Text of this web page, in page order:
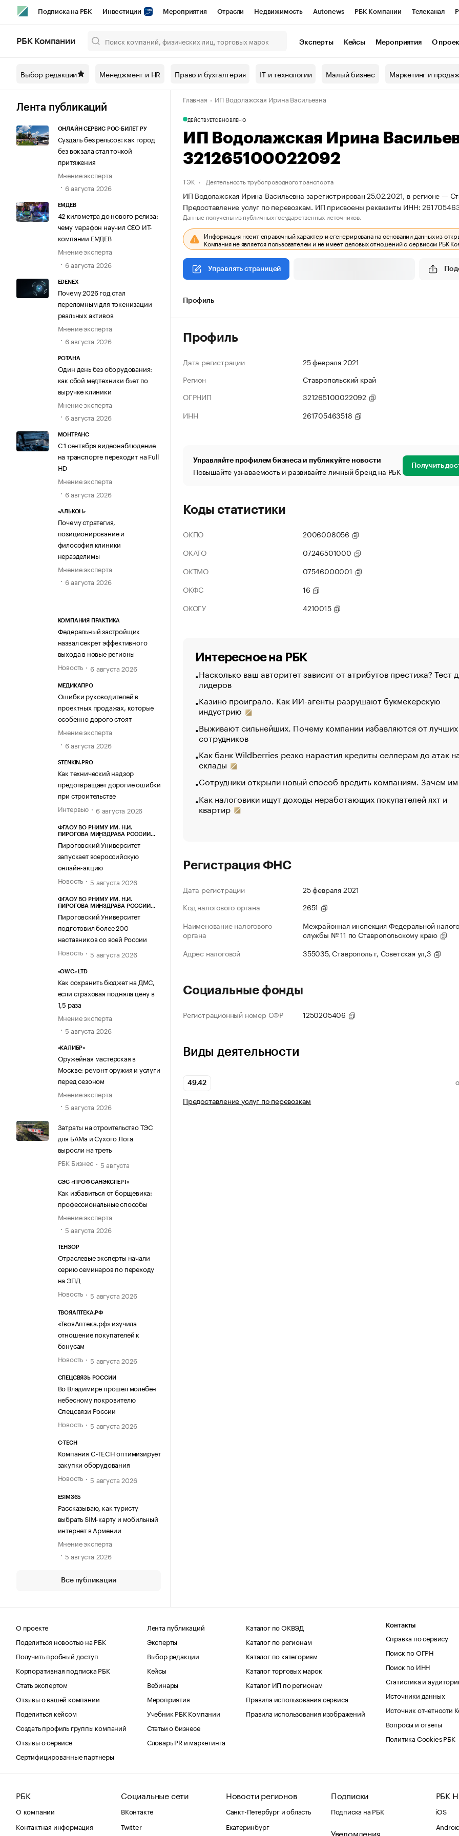
Подписка на РБК Инвестиции Мероприятия Отрасли Недвижимость Autonews РБК Компании Телеканал
Спецпроекты СПб Конференции СПб Спецпроекты Проверка контрагентов
Технологии и медиа Рынок наличной валюты
РБК Компании Эксперты Кейсы Мероприятия О
Выбор редакции Менеджмент и HR Право и бухгалтерия IT и технологии Малый бизнес Маркетинг и
Лента публикаций
ОНЛАЙН СЕРВИС РОС-БИЛЕТ РУ
Суздаль без рельсов: как город
без вокзала стал точкой
притяжения
Мнение эксперта
6 августа 2026
ЕМДЕВ
42 километра до нового релиза:
чему марафон научил СЕО ИТ-
компании ЕМДЕВ
Мнение эксперта
6 августа 2026
EDENEX
Почему 2026 год стал
переломным для токенизации
реальных активов
Мнение эксперта
6 августа 2026
РОТАНА
Один день без оборудования:
как сбой медтехники бьет по
выручке клиники
Мнение эксперта
6 августа 2026
МОНТРАНС
С 1 сентября видеонаблюдение
на транспорте переходит на Full
HD
Мнение эксперта
6 августа 2026
«АЛЬКОН»
Почему стратегия,
позиционирование и
философия клиники
неразделимы
Мнение эксперта
6 августа 2026
КОМПАНИЯ ПРАКТИКА
Федеральный застройщик
назвал секрет эффективного
выхода в новые регионы
Новость
6 августа 2026
МЕДИКАПРО
Ошибки руководителей в
проектных продажах, которые
особенно дорого стоят
Мнение эксперта
6 августа 2026
STENKIN.PRO
Как технический надзор
предотвращает дорогие ошибки
при строительстве
Интервью
6 августа 2026
ФГАОУ ВО РНИМУ ИМ. Н.И.
ПИРОГОВА МИНЗДРАВА РОССИИ
Пироговский Университет
запускает всероссийскую
онлайн-акцию
Новость
5 августа 2026
ФГАОУ ВО РНИМУ ИМ. Н.И.
ПИРОГОВА МИНЗДРАВА РОССИИ
Пироговский Университет
подготовил более 200
наставников со всей России
Новость
5 августа 2026
«OWC» LTD
Как сохранить бюджет на ДМС,
если страховая подняла цену в
1,5 раза
Мнение эксперта
5 августа 2026
«КАЛИБР»
Оружейная мастерская в
Москве: ремонт оружия и услуги
перед сезоном
Мнение эксперта
5 августа 2026
Затраты на строительство ТЭС
для БАМа и Сухого Лога
выросли на треть
РБК Бизнес
5 августа
СЭС «ПРОФСАНЭКСПЕРТ»
Как избавиться от борщевика:
профессиональные способы
Мнение эксперта
5 августа 2026
ТЕНЗОР
Отраслевые эксперты начали
серию семинаров по переходу
на ЭПД
Новость
5 августа 2026
ТВОЯАПТЕКА.РФ
«ТвояАптека.рф» изучила
отношение покупателей к
бонусам
Новость
5 августа 2026
СПЕЦСВЯЗЬ РОССИИ
Во Владимире прошел молебен
небесному покровителю
Спецсвязи России
Новость
5 августа 2026
C-TECH
Компания C-TECH оптимизирует
закупки оборудования
Новость
5 августа 2026
ESIM365
Рассказываю, как туристу
выбрать SIM-карту и мобильный
интернет в Армении
Мнение эксперта
5 августа 2026
Все публикации
Главная ИП Водолажская Ирина Васильевна
ДЕЙСТВУЕТОБНОВЛЕНО
ИП Водолажская Ирина
321265100022092
ТЭК Деятельность трубопроводного транспорта
ИП Водолажская Ирина Васильевна зарегистрирован 25.02.2021, в регионе —
Предоставление услуг по перевозкам. ИП присвоены реквизиты ИНН:
Данные получены из публичных государственных источников.
Информация носит справочный характер и сгенерирована на основании данных из
Компания не является пользователем и не имеет деловых отношений с сервисом РБК
Управлять страницей
Профиль
Профиль
Дата регистрации
25 февраля 2021
Регион
Ставропольский край
ОГРНИП
321265100022092
ИНН
261705463518
Управляйте профилем бизнеса и публикуйте новости
Повышайте узнаваемость и развивайте личный бренд на РБК Получить
Коды статистики
ОКПО
2006008056
ОКАТО
07246501000
ОКТМО
07546000001
ОКФС
16
ОКОГУ
4210015
Интересное на РБК
Насколько ваш авторитет зависит от атрибутов престижа? Тест
лидеров
Казино проиграло. Как ИИ-агенты разрушают букмекерскую
индустрию
Выживают сильнейших. Почему компании избавляются от лучших
сотрудников
Как банк Wildberries резко нарастил кредиты селлерам до атак
склады
Сотрудники открыли новый способ вредить компаниям. Зачем
Как налоговики ищут доходы неработающих покупателей яхт и
квартир
Регистрация ФНС
Дата регистрации
25 февраля 2021
Код налогового органа
2651
Наименование налогового
органа
Межрайонная инспекция Федеральной
службы № 11 по Ставропольскому краю
Адрес налоговой
355035, Ставрополь г, Советская ул,3
Социальные фонды
Регистрационный номер СФР 1250205406
Виды деятельности
49.42
Предоставление услуг по перевозкам
О проекте
Поделиться новостью на РБК
Получить пробный доступ
Корпоративная подписка РБК
Стать экспертом
Отзывы о вашей компании
Поделиться кейсом
Создать профиль группы компаний
Отзывы о сервисе
Сертифицированные партнеры
Лента публикаций
Эксперты
Выбор редакции
Кейсы
Вебинары
Мероприятия
Учебник РБК Компании
Статьи о бизнесе
Словарь PR и маркетинга
Каталог по ОКВЭД
Каталог по регионам
Каталог по категориям
Каталог торговых марок
Каталог ИП по регионам
Правила использования сервиса
Правила использования изображений
Контакты
Справка по сервису
Поиск по ОГРН
Поиск по ИНН
Статистика и
Источники данных
Источник отчетности
Вопросы и ответы
Политика Cookies РБК
РБК
О компании
Контактная информация
Социальные сети
ВКонтакте
Twitter
Новости регионов
Санкт-Петербург и область
Екатеринбург
Подписки
Подписка на РБК
Уведомления
РБК
iOS